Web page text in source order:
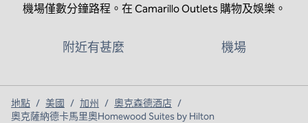
機場僅數分鐘路程。在 Camarillo Outlets 購物及娛樂。
附近有甚麼 機場
地點 / 美國 / 加州 / 奧克森德酒店 /
奧克薩納德卡馬里奧Homewood Suites by Hilton